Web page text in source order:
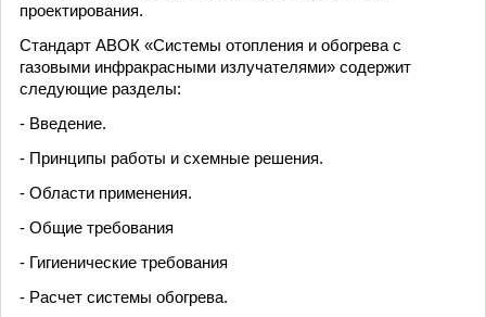
проектирования.
Стандарт АВОК «Системы отопления и обогрева с
газовыми инфракрасными излучателями» содержит
следующие разделы:
- Введение.
- Принципы работы и схемные решения.
- Области применения.
- Общие требования
- Гигиенические требования
- Расчет системы обогрева.